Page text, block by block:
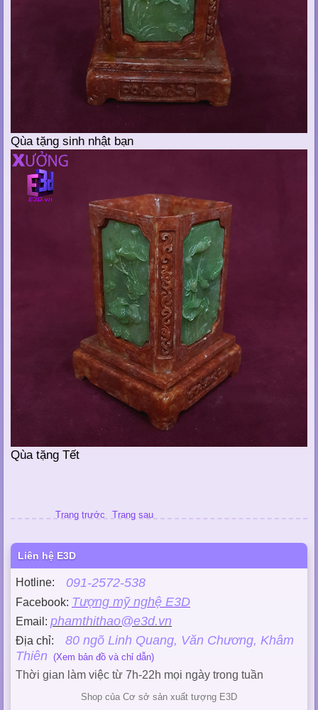
Qùa tặng sinh nhật bạn
Qùa tặng Tết
Trang trước Trang sau
Liên hệ E3D
Hotline: 091-2572-538
Facebook: Tượng mỹ nghệ E3D
Email: phamthithao@e3d.vn
Địa chỉ: 80 ngõ Linh Quang, Văn Chương, Khâm
Thiên (Xem bản đồ và chỉ dẫn)
Thời gian làm việc từ 7h-22h mọi ngày trong tuần
Shop của Cơ sở sản xuất tượng E3D